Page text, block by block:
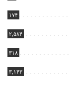
۱۷۴
۲,۵۸۴
۳۱۸
۳,۱۴۳